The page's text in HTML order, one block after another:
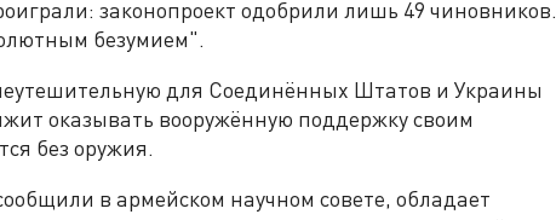
законопроект одобрили лишь 49 чиновников.
безумием".
для Соединённых Штатов и Украины
оказывать вооружённую поддержку своим
без оружия.
в армейском научном совете, обладает